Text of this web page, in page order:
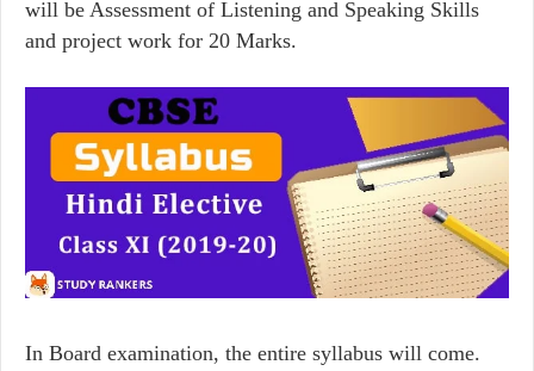
will be Assessment of Listening and Speaking Skills
and project work for 20 Marks.
In Board examination, the entire syllabus will come.